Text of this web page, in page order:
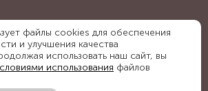
Адрес:
край, с. Надежда,
Промышленная, 1Б
файлы cookies для обеспечения
и улучшения качества
использовать наш сайт, вы
использования файлов